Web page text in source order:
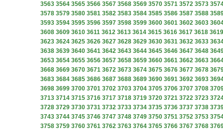
3563 3564 3565 3566 3567 3568 3569 3570 3571 3572 3573
3578 3579 3580 3581 3582 3583 3584 3585 3586 3587 3588
3593 3594 3595 3596 3597 3598 3599 3600 3601 3602 3603
3608 3609 3610 3611 3612 3613 3614 3615 3616 3617 3618 3619
3623 3624 3625 3626 3627 3628 3629 3630 3631 3632 3633
3638 3639 3640 3641 3642 3643 3644 3645 3646 3647 3648
3653 3654 3655 3656 3657 3658 3659 3660 3661 3662 3663
3668 3669 3670 3671 3672 3673 3674 3675 3676 3677 3678
3683 3684 3685 3686 3687 3688 3689 3690 3691 3692 3693
3698 3699 3700 3701 3702 3703 3704 3705 3706 3707 3708
3713 3714 3715 3716 3717 3718 3719 3720 3721 3722 3723
3728 3729 3730 3731 3732 3733 3734 3735 3736 3737 3738
3743 3744 3745 3746 3747 3748 3749 3750 3751 3752 3753
3758 3759 3760 3761 3762 3763 3764 3765 3766 3767 3768